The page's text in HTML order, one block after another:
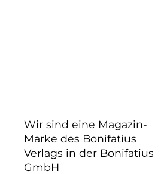
Wir sind eine Magazin-
Marke des Bonifatius
Verlags in der Bonifatius
GmbH